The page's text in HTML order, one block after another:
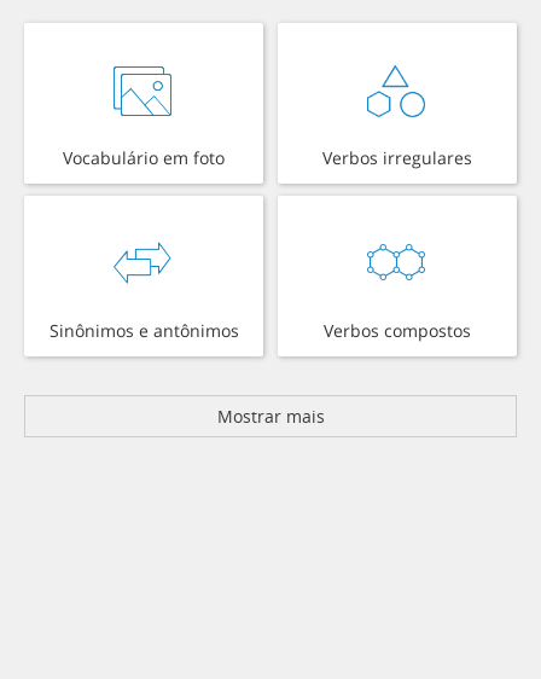
Vocabulário em foto Verbos irregulares
Sinônimos e antônimos Verbos compostos
Mostrar mais